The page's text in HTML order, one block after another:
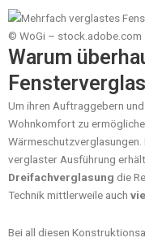
© WoGi – stock.adobe.com
Warum
Um ihren Auftraggebern
Wohnkomfort zu
verglaster Ausführung
Dreifachverglasung die
Technik mittlerweile auch
Bei all diesen